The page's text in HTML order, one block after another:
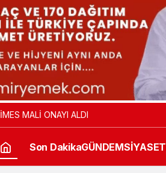
TAŞKÖPRÜ BAŞPEHLİVANI BALABAN
Son DakikaGÜNDEMSİYASET